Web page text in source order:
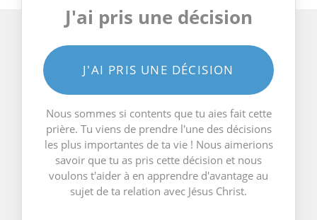
J'ai pris une décision
J'AI PRIS UNE DÉCISION
Nous sommes si contents que tu aies fait cette
prière. Tu viens de prendre l'une des décisions
les plus importantes de ta vie ! Nous aimerions
savoir que tu as pris cette décision et nous
voulons t'aider à en apprendre d'avantage au
sujet de ta relation avec Jésus Christ.